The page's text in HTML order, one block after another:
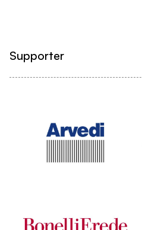
Supporter